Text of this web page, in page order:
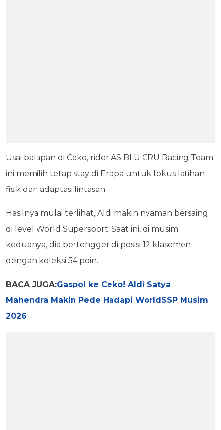
Usai balapan di Ceko, rider AS BLU CRU Racing Team
ini memilih tetap stay di Eropa untuk fokus latihan
fisik dan adaptasi lintasan.
Hasilnya mulai terlihat, Aldi makin nyaman bersaing
di level World Supersport. Saat ini, di musim
keduanya, dia bertengger di posisi 12 klasemen
dengan koleksi 54 poin.
BACA JUGA:Gaspol ke Ceko! Aldi Satya
Mahendra Makin Pede Hadapi WorldSSP Musim
2026